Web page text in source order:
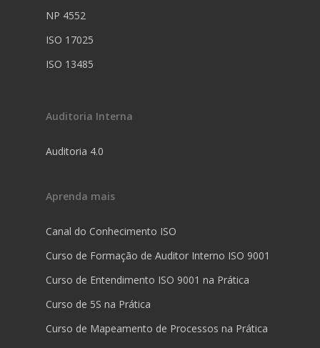
NP 4552
ISO 17025
ISO 13485
Auditoria Interna
Auditoria 4.0
Aprenda mais
Canal do Conhecimento ISO
Curso de Formação de Auditor Interno ISO 9001
Curso de Entendimento ISO 9001 na Prática
Curso de 5S na Prática
Curso de Mapeamento de Processos na Prática